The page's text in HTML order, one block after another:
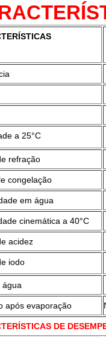
a 25°C
refração
congelação
em água
cinemática a 40°C
acidez
iodo
água
após evaporação
DE